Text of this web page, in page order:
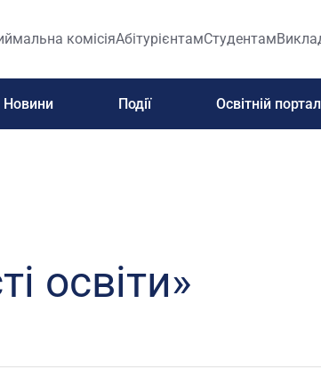
комісіяАбітурієнтамСтудентам
Новини Події Освітній портал
освіти»